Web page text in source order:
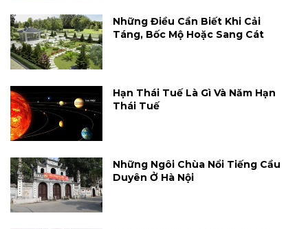
Những Điều Cần Biết Khi Cải
Táng, Bốc Mộ Hoặc Sang Cát
Hạn Thái Tuế Là Gì Và Năm Hạn
Thái Tuế
Những Ngôi Chùa Nổi Tiếng Cầu
Duyên Ở Hà Nội